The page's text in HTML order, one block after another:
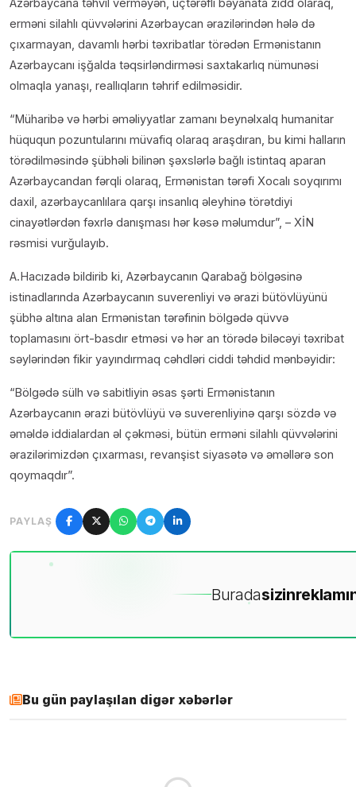
erməni silahlı qüvvələrini Azərbaycan ərazilərindən hələ də
çıxarmayan, davamlı hərbi təxribatlar törədən Ermənistanın
Azərbaycanı işğalda təqsirləndirməsi saxtakarlıq nümunəsi
olmaqla yanaşı, reallıqların təhrif edilməsidir.
“Müharibə və hərbi əməliyyatlar zamanı beynəlxalq humanitar
hüququn pozuntularını müvafiq olaraq araşdıran, bu kimi halların
törədilməsində şübhəli bilinən şəxslərlə bağlı istintaq aparan
Azərbaycandan fərqli olaraq, Ermənistan tərəfi Xocalı soyqırımı
daxil, azərbaycanlılara qarşı insanlıq əleyhinə törətdiyi
cinayətlərdən fəxrlə danışması hər kəsə məlumdur”, – XİN
rəsmisi vurğulayıb.
A.Hacızadə bildirib ki, Azərbaycanın Qarabağ bölgəsinə
istinadlarında Azərbaycanın suverenliyi və ərazi bütövlüyünü
şübhə altına alan Ermənistan tərəfinin bölgədə qüvvə
toplamasını ört-basdır etməsi və hər an törədə biləcəyi təxribat
səylərindən fikir yayındırmaq cəhdləri ciddi təhdid mənbəyidir:
“Bölgədə sülh və sabitliyin əsas şərti Ermənistanın
Azərbaycanın ərazi bütövlüyü və suverenliyinə qarşı sözdə və
əməldə iddialardan əl çəkməsi, bütün erməni silahlı qüvvələrini
ərazilərimizdən çıxarması, revanşist siyasətə və əməllərə son
qoymaqdır”.
PAYLAŞ
Buradasizin
Bu gün paylaşılan digər xəbərlər